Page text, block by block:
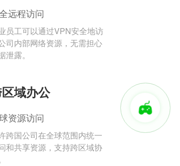
远程访问
员工可以通过VPN安全地访
司内部网络资源，无需担心
泄露。
域办公
资源访问
跨国公司在全球范围内统一
和共享资源，支持跨区域协